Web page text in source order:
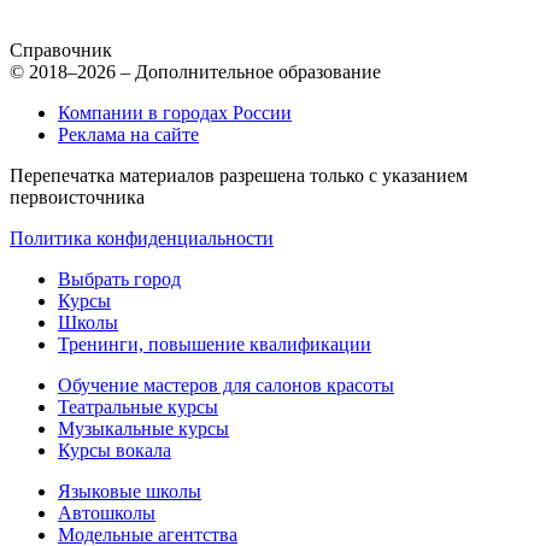
Справочник
© 2018–2026 – Дополнительное образование
Компании в городах России
Реклама на сайте
Перепечатка материалов разрешена только с указанием
первоисточника
Политика конфиденциальности
Выбрать город
Курсы
Школы
Тренинги, повышение квалификации
Обучение мастеров для салонов красоты
Театральные курсы
Музыкальные курсы
Курсы вокала
Языковые школы
Автошколы
Модельные агентства